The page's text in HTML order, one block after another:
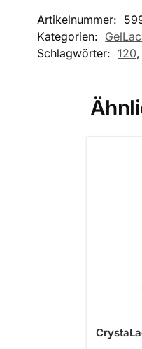
Artikelnummer:
Kategorien:
Schlagwörter: 120